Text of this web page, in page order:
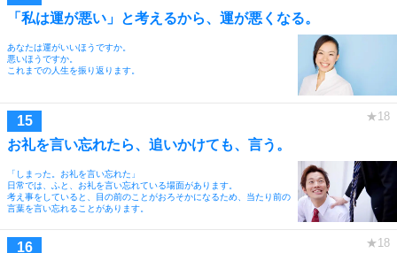
「私は運が悪い」と考えるから、運が悪くなる。
あなたは運がいいほうですか。
悪いほうですか。
これまでの人生を振り返ります。
お礼を言い忘れたら、追いかけても、言う。
「しまった。お礼を言い忘れた」
日常では、ふと、お礼を言い忘れている場面があります。
考え事をしていると、目の前のことがおろそかになるため、当たり前の
言葉を言い忘れることがあります。